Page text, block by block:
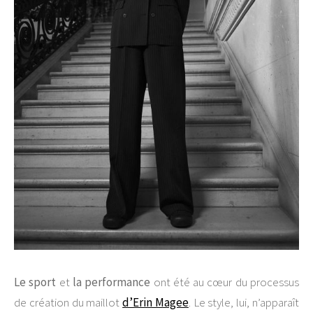
Le sport et la performance ont été au cœur du processus
de création du maillotd’Erin Magee. Le style, lui, n’apparaît